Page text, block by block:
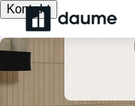
Kontakt